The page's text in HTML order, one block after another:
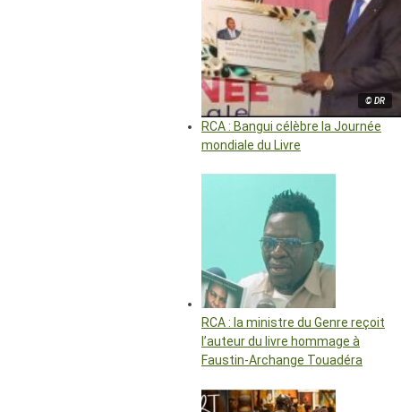
© DR
RCA : Bangui célèbre la Journée
mondiale du Livre
RCA : la ministre du Genre reçoit
l’auteur du livre hommage à
Faustin-Archange Touadéra